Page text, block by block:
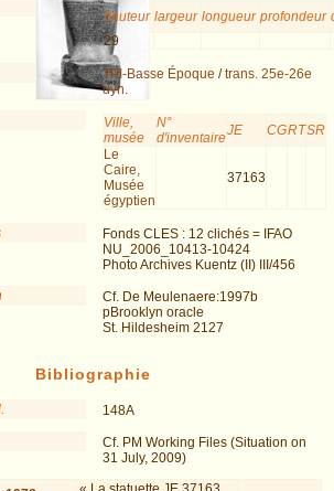
hauteur largeur longueur profondeur
29
TPI-Basse Époque /trans. 25e-26e
dyn.
Ville,
musée
N°
d'inventaireJE CGRTSR
Le
Caire,
Musée
égyptien
37163
Fonds CLES : 12 clichés = IFAO
NU_2006_10413-10424
Photo Archives Kuentz (II) III/456
Cf. De Meulenaere:1997b
pBrooklyn oracle
St. Hildesheim 2127
Bibliographie
148A
Cf. PM Working Files (Situation on
31 July, 2009)